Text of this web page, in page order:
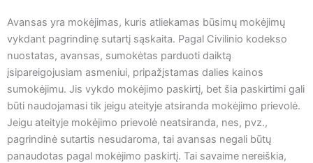
Avansas yra mokėjimas, kuris atliekamas būsimų mokėjimų
vykdant pagrindinę sutartį sąskaita. Pagal Civilinio kodekso
nuostatas, avansas, sumokėtas parduoti daiktą
įsipareigojusiam asmeniui, pripažįstamas dalies kainos
sumokėjimu. Jis vykdo mokėjimo paskirtį, bet šia paskirtimi gali
būti naudojamasi tik jeigu ateityje atsiranda mokėjimo prievolė.
Jeigu ateityje mokėjimo prievolė neatsiranda, nes, pvz.,
pagrindinė sutartis nesudaroma, tai avansas negali būtų
panaudotas pagal mokėjimo paskirtį. Tai savaime nereiškia,